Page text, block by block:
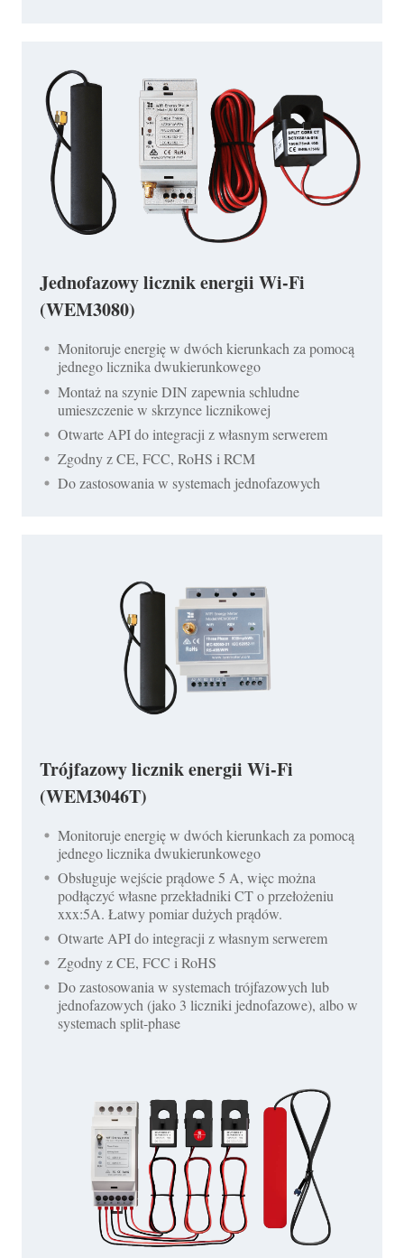
Jednofazowy licznik energii Wi-Fi
(WEM3080)
Monitoruje energię w dwóch kierunkach za pomocą
jednego licznika dwukierunkowego
Montaż na szynie DIN zapewnia schludne
umieszczenie w skrzynce licznikowej
Otwarte API do integracji z własnym serwerem
Zgodny z CE, FCC, RoHS i RCM
Do zastosowania w systemach jednofazowych
Trójfazowy licznik energii Wi-Fi
(WEM3046T)
Monitoruje energię w dwóch kierunkach za pomocą
jednego licznika dwukierunkowego
Obsługuje wejście prądowe 5 A, więc można
podłączyć własne przekładniki CT o przełożeniu
xxx:5A. Łatwy pomiar dużych prądów.
Otwarte API do integracji z własnym serwerem
Zgodny z CE, FCC i RoHS
Do zastosowania w systemach trójfazowych lub
jednofazowych (jako 3 liczniki jednofazowe), albo w
systemach split-phase